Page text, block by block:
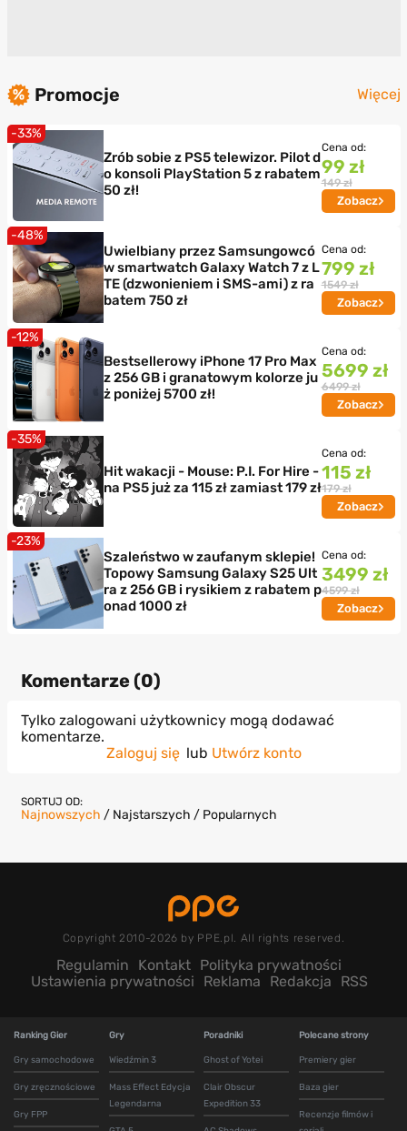
Promocje Więcej
Zrób sobie z PS5 telewizor. Pilot d
o konsoli PlayStation 5 z rabatem
50 zł!
-33%
Cena od:
99 zł
149 zł
Zobacz
Uwielbiany przez Samsungowcó
w smartwatch Galaxy Watch 7 z L
TE (dzwonieniem i SMS-ami) z ra
batem 750 zł
-48%
Cena od:
799 zł
1549 zł
Zobacz
Bestsellerowy iPhone 17 Pro Max
z 256 GB i granatowym kolorze ju
ż poniżej 5700 zł!
-12%
Cena od:
5699 zł
6499 zł
Zobacz
Hit wakacji - Mouse: P.I. For Hire -
na PS5 już za 115 zł zamiast 179 zł
-35%
Cena od:
115 zł
179 zł
Zobacz
Szaleństwo w zaufanym sklepie!
Topowy Samsung Galaxy S25 Ult
ra z 256 GB i rysikiem z rabatem p
onad 1000 zł
-23%
Cena od:
3499 zł
4599 zł
Zobacz
Komentarze (0)
Tylko zalogowani użytkownicy mogą dodawać
komentarze.
Zaloguj się lub Utwórz konto
SORTUJ OD:
Najnowszych / Najstarszych / Popularnych
Copyright 2010-2026 by PPE.pl. All rights reserved.
Regulamin Kontakt Polityka prywatności
Ustawienia prywatności
Reklama Redakcja RSS
Ranking Gier
Gry samochodowe
Gry zręcznościowe
Gry FPP
Gry
Wiedźmin 3
Mass Effect Edycja
Legendarna
Poradniki
Ghost of Yotei
Clair Obscur
Expedition 33
Polecane strony
Premiery gier
Baza gier
Recenzje filmów i